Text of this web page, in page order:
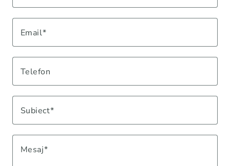
Email
Telefon
Subiect
Mesaj